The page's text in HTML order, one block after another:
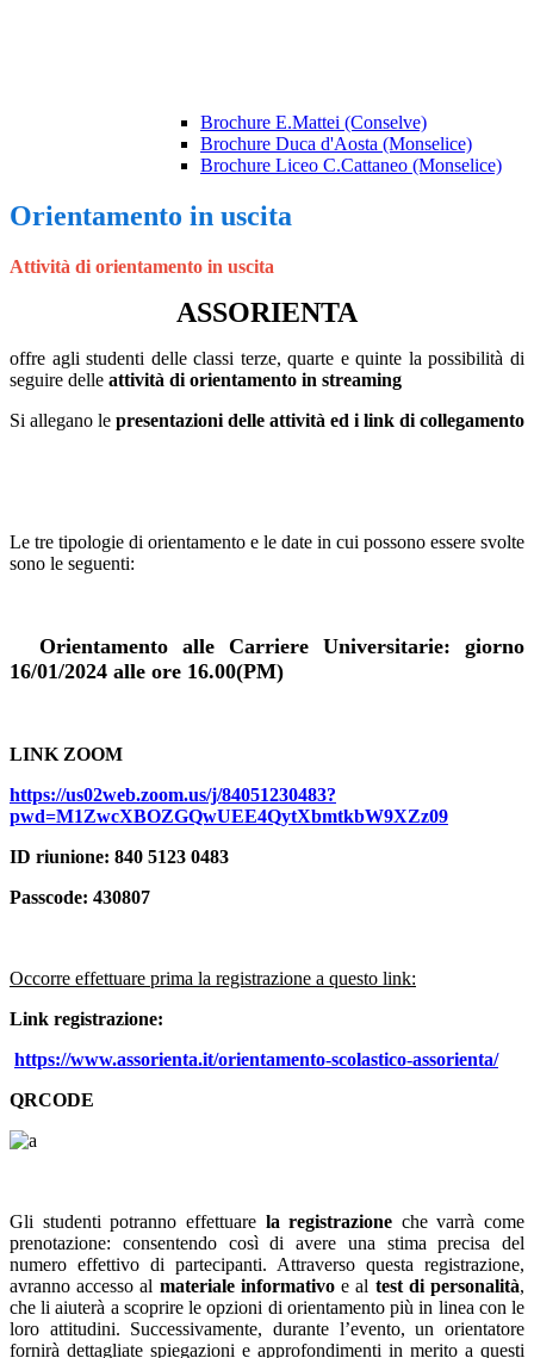
Brochure E.Mattei (Conselve)
Brochure Duca d'Aosta (Monselice)
Brochure Liceo C.Cattaneo (Monselice)
Orientamento in uscita
Attività di orientamento in uscita
ASSORIENTA
offre agli studenti delle classi terze, quarte e quinte la possibilità di
seguire delle attività di orientamento in streaming
Si allegano le presentazioni delle attività ed i link di collegamento
Le tre tipologie di orientamento e le date in cui possono essere svolte
sono le seguenti:
Orientamento alle Carriere Universitarie: giorno
16/01/2024 alle ore 16.00(PM)
LINK ZOOM
https://us02web.zoom.us/j/84051230483?
pwd=M1ZwcXBOZGQwUEE4QytXbmtkbW9XZz09
ID riunione: 840 5123 0483
Passcode: 430807
Occorre effettuare prima la registrazione a questo link:
Link registrazione:
https://www.assorienta.it/orientamento-scolastico-assorienta/
QRCODE
Gli studenti potranno effettuare la registrazione che varrà come
prenotazione: consentendo così di avere una stima precisa del
numero effettivo di partecipanti. Attraverso questa registrazione,
avranno accesso al materiale informativoe al test di personalità,
che li aiuterà a scoprire le opzioni di orientamento più in linea con le
loro attitudini. Successivamente, durante l’evento, un orientatore
fornirà dettagliate spiegazioni e approfondimenti in merito a questi